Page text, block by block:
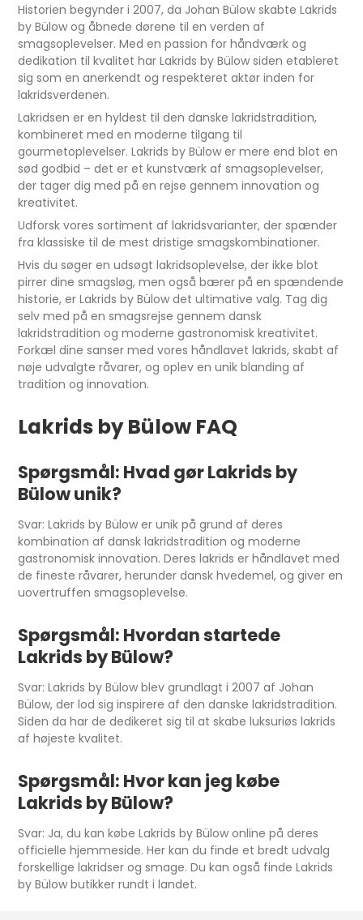
Historien begynder i 2007, da Johan Bülow skabte Lakrids
by Bülow og åbnede dørene til en verden af
smagsoplevelser. Med en passion for håndværk og
dedikation til kvalitet har Lakrids by Bülow siden etableret
sig som en anerkendt og respekteret aktør inden for
lakridsverdenen.
Lakridsen er en hyldest til den danske lakridstradition,
kombineret med en moderne tilgang til
gourmetoplevelser. Lakrids by Bülow er mere end blot en
sød godbid – det er et kunstværk af smagsoplevelser,
der tager dig med på en rejse gennem innovation og
kreativitet.
Udforsk vores sortiment af lakridsvarianter, der spænder
fra klassiske til de mest dristige smagskombinationer.
Hvis du søger en udsøgt lakridsoplevelse, der ikke blot
pirrer dine smagsløg, men også bærer på en spændende
historie, er Lakrids by Bülow det ultimative valg. Tag dig
selv med på en smagsrejse gennem dansk
lakridstradition og moderne gastronomisk kreativitet.
Forkæl dine sanser med vores håndlavet lakrids, skabt af
nøje udvalgte råvarer, og oplev en unik blanding af
tradition og innovation.
Lakrids by Bülow FAQ
Spørgsmål: Hvad gør Lakrids by
Bülow unik?
Svar: Lakrids by Bülow er unik på grund af deres
kombination af dansk lakridstradition og moderne
gastronomisk innovation. Deres lakrids er håndlavet med
de fineste råvarer, herunder dansk hvedemel, og giver en
uovertruffen smagsoplevelse.
Spørgsmål: Hvordan startede
Lakrids by Bülow?
Svar: Lakrids by Bülow blev grundlagt i 2007 af Johan
Bülow, der lod sig inspirere af den danske lakridstradition.
Siden da har de dedikeret sig til at skabe luksuriøs lakrids
af højeste kvalitet.
Spørgsmål: Hvor kan jeg købe
Lakrids by Bülow?
Svar: Ja, du kan købe Lakrids by Bülow online på deres
officielle hjemmeside. Her kan du finde et bredt udvalg
forskellige lakridser og smage. Du kan også finde Lakrids
by Bülow butikker rundt i landet.